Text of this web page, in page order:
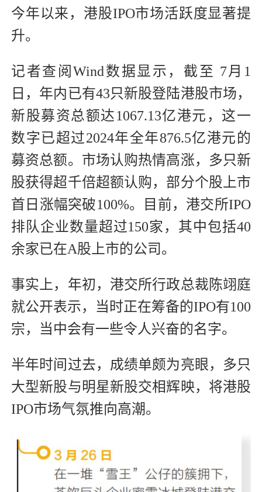
今年以来，港股IPO市场活跃度显著提
升。
记者查阅Wind数据显示，截至 7月1
日，年内已有43只新股登陆港股市场，
新股募资总额达1067.13亿港元，这一
数字已超过2024年全年876.5亿港元的
募资总额。市场认购热情高涨，多只新
股获得超千倍超额认购，部分个股上市
首日涨幅突破100%。目前，港交所IPO
排队企业数量超过150家，其中包括40
余家已在A股上市的公司。
事实上，年初，港交所行政总裁陈翊庭
就公开表示，当时正在筹备的IPO有100
宗，当中会有一些令人兴奋的名字。
半年时间过去，成绩单颇为亮眼，多只
大型新股与明星新股交相辉映，将港股
IPO市场气氛推向高潮。